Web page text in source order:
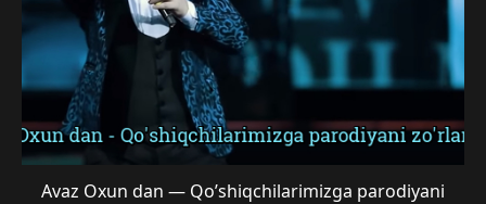
Avaz Oxun dan — Qo’shiqchilarimizga parodiyani